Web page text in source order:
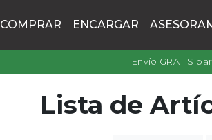
COMPRAR ENCARGAR
Envío GRATIS
Lista de